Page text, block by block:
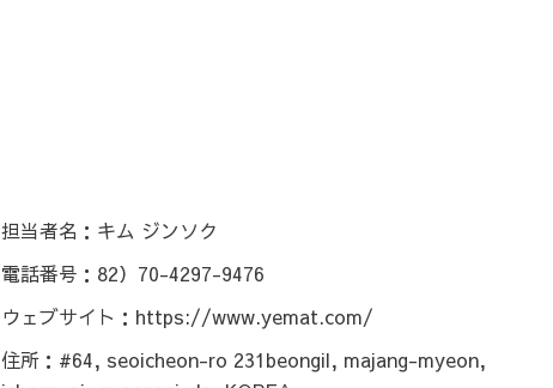
担当者名：キム ジンソク
電話番号：82）70-4297-9476
ウェブサイト：https://www.yemat.com/
住所：#64, seoicheon-ro 231beongil, majang-myeon,